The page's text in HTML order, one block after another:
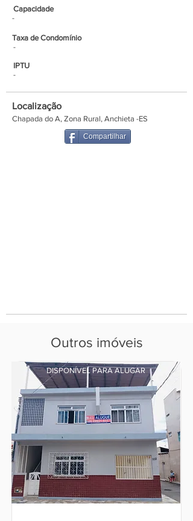
Capacidade
-
Taxa de Condomínio
-
IPTU
-
Localização
Chapada do A, Zona Rural, Anchieta -ES
Compartilhar
Outros imóveis
DISPONÍVEL PARA ALUGAR